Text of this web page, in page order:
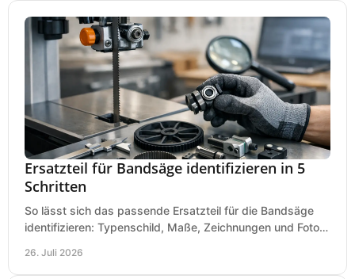
Ersatzteil für Bandsäge identifizieren in 5
Schritten
So lässt sich das passende Ersatzteil für die Bandsäge
identifizieren: Typenschild, Maße, Zeichnungen und Fotos
26. Juli 2026